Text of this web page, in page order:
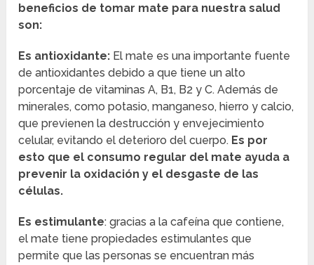
beneficios de tomar mate para nuestra salud
son:
Es antioxidante: El mate es una importante fuente
de antioxidantes debido a que tiene un alto
porcentaje de vitaminas A, B1, B2 y C. Además de
minerales, como potasio, manganeso, hierro y calcio,
que previenen la destrucción y envejecimiento
celular, evitando el deterioro del cuerpo. Es por
esto que el consumo regular del mate ayuda a
prevenir la oxidación y el desgaste de las
células.
Es estimulante: gracias a la cafeína que contiene,
el mate tiene propiedades estimulantes que
permite que las personas se encuentran más